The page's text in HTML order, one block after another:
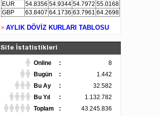
EUR
54.8356 54.9344 54.7972 55.0168
GBP
63.8407 64.1736 63.7961 64.2698
> AYLIK DÖVİZ KURLARI TABLOSU
Site İstatistikleri
Online :
8
Bugün
:
1.442
Bu Ay
:
32.582
Bu Yıl
:
1.132.782
Toplam
: 43.245.836